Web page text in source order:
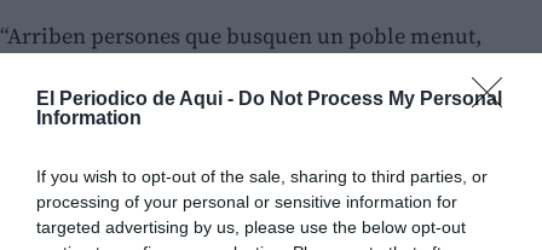
El Periodico de Aqui - Do Not Process My Personal
Information
If you wish to opt-out of the sale, sharing to third parties, or
processing of your personal or sensitive information for
targeted advertising by us, please use the below opt-out
“Arriben persones que busquen un poble menut,
tranquil·litat i qualitat de vida. Veuen el paisatge,
comproven que el poble està cuidat i decidixen
La majoria dels nous habitants desenvolupen la seua
activitat laboral fora del municipi, però han optat pe